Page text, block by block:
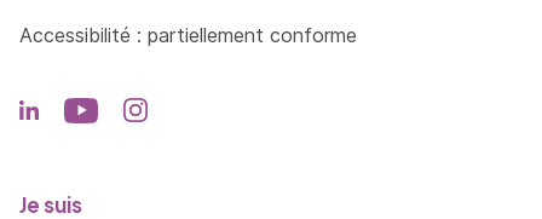
Accessibilité : partiellement conforme
Je suis